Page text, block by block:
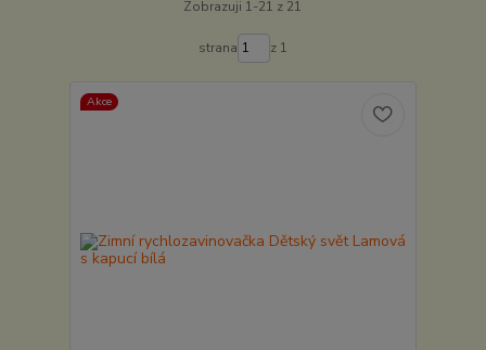
Zobrazuji 1-21 z 21
strana z 1
Akce